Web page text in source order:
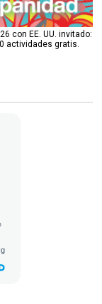
con EE. UU. invitado:
actividades gratis.